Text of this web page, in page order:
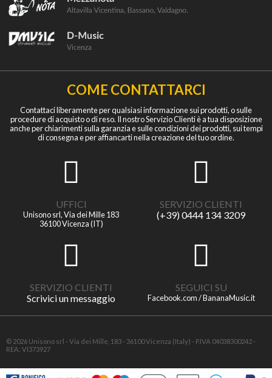
COME CONTATTARCI
Contattaci liberamente per qualsiasi informazione sui prodotti, o sulle
procedure di acquisto o di reso. Il nostro Servizio Clienti è a tua disposizione
anche per chiarimenti sulla garanzia e sulle condizioni dei prodotti, sui tempi
di consegna e per affiancarti nella creazione del tuo ordine.
UFFICI
Unisono srl, Via dei Mille 183
36100 Vicenza (IT)
SERVIZIO CLIENTI
(+39) 0444 134 3209
SERVIZIO CLIENTI
Scrivici un messaggio
SEGUICI SU
Facebook.com / BananaMusic.it
© 2026 Unisono srl - Via dei Mille, 183 - 36100 Vicenza (Italy) - P.IVA 04038300242 -
REA: VI373927